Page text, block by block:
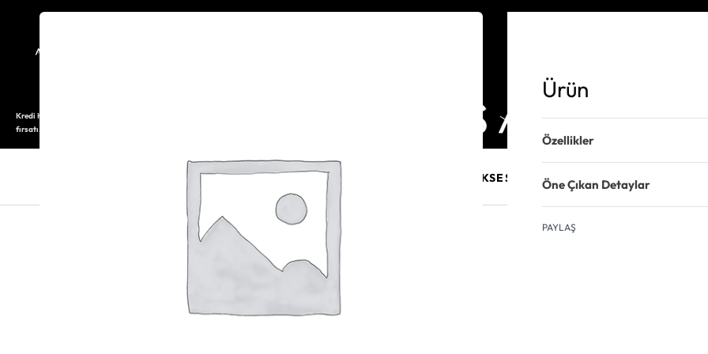
Kredi Kartı ile 12 aya varan taksitli alışveriş imkanı. Üstelik ilk 6 taksite %0 komisyon
fırsatı.
SAAT AKSESUARLARI TAKI VE MÜCEVHER PURO AKSESUARLARI KALEM VE AKSESUAR
Ürün
Özellikler
Öne Çıkan Detaylar
PAYLAŞ